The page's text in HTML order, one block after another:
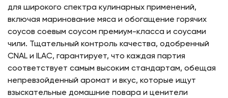
для широкого спектра кулинарных применений,
включая маринование мяса и обогащение горячих
соусов соевым соусом премиум-класса и соусами
чили. Тщательный контроль качества, одобренный
CNAL и ILAC, гарантирует, что каждая партия
соответствует самым высоким стандартам, обещая
непревзойденный аромат и вкус, которые ищут
взыскательные домашние повара и ценители